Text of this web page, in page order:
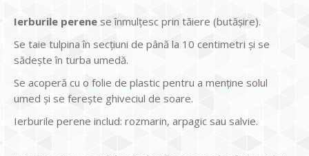
Ierburile perene se înmulţesc prin tăiere (butăşire).
Se taie tulpina în secţiuni de până la 10 centimetri şi se
sădeşte în turba umedă.
Se acoperă cu o folie de plastic pentru a menţine solul
umed şi se fereşte ghiveciul de soare.
Ierburile perene includ: rozmarin, arpagic sau salvie.